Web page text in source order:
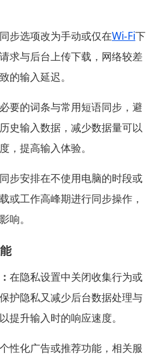
步选项改为手动或仅在Wi‑Fi下
求与后台上传下载，网络较差
的输入延迟。
要的词条与常用短语同步，避
史输入数据，减少数据量可以
，提高输入体验。
步安排在不使用电脑的时段或
或工作高峰期进行同步操作，
响。
在隐私设置中关闭收集行为或
护隐私又减少后台数据处理与
提升输入时的响应速度。
性化广告或推荐功能，相关服